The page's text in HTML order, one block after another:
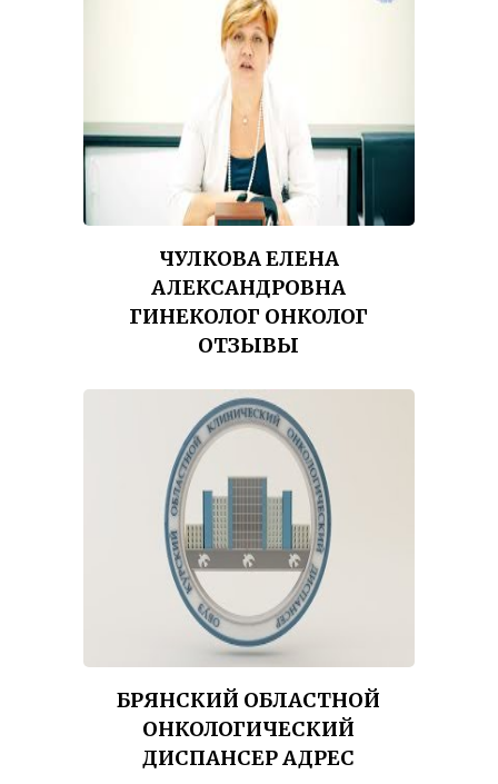
ЧУЛКОВА ЕЛЕНА
АЛЕКСАНДРОВНА
ГИНЕКОЛОГ ОНКОЛОГ
ОТЗЫВЫ
БРЯНСКИЙ ОБЛАСТНОЙ
ОНКОЛОГИЧЕСКИЙ
ДИСПАНСЕР АДРЕС